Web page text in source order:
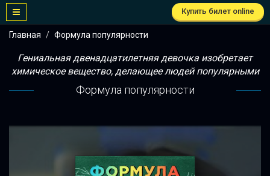
Купить билет online
Главная Формула популярности
Гениальная двенадцатилетняя девочка изобретает
химическое вещество, делающее людей популярными
Формула популярности